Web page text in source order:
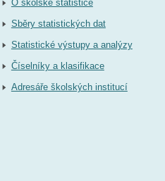
O školské statistice
Sběry statistických dat
Statistické výstupy a analýzy
Číselníky a klasifikace
Adresáře školských institucí